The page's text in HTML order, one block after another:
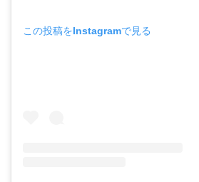
この投稿をInstagramで見る